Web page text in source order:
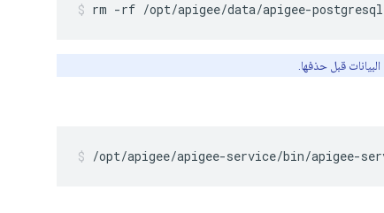
rm -rf /opt/apigee/data/apigee-
قبل حذفها.
/opt/apigee/apigee-service/bin/apigee-